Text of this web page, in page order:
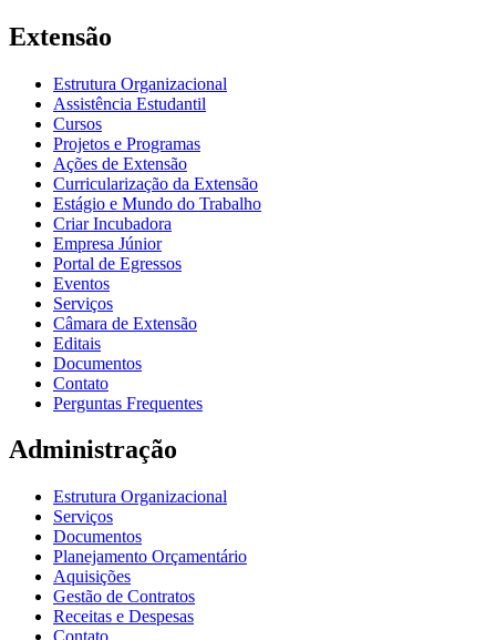
Extensão
Estrutura Organizacional
Assistência Estudantil
Cursos
Projetos e Programas
Ações de Extensão
Curricularização da Extensão
Estágio e Mundo do Trabalho
Criar Incubadora
Empresa Júnior
Portal de Egressos
Eventos
Serviços
Câmara de Extensão
Editais
Documentos
Contato
Perguntas Frequentes
Administração
Estrutura Organizacional
Serviços
Documentos
Planejamento Orçamentário
Aquisições
Gestão de Contratos
Receitas e Despesas